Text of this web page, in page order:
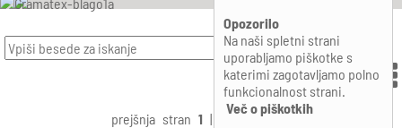
Opozorilo
Na naši spletni strani
uporabljamo piškotke s
katerimi zagotavljamo polno
funkcionalnost strani.
Več o piškotkih
Išči
prejšnja stran 1 | naslednja